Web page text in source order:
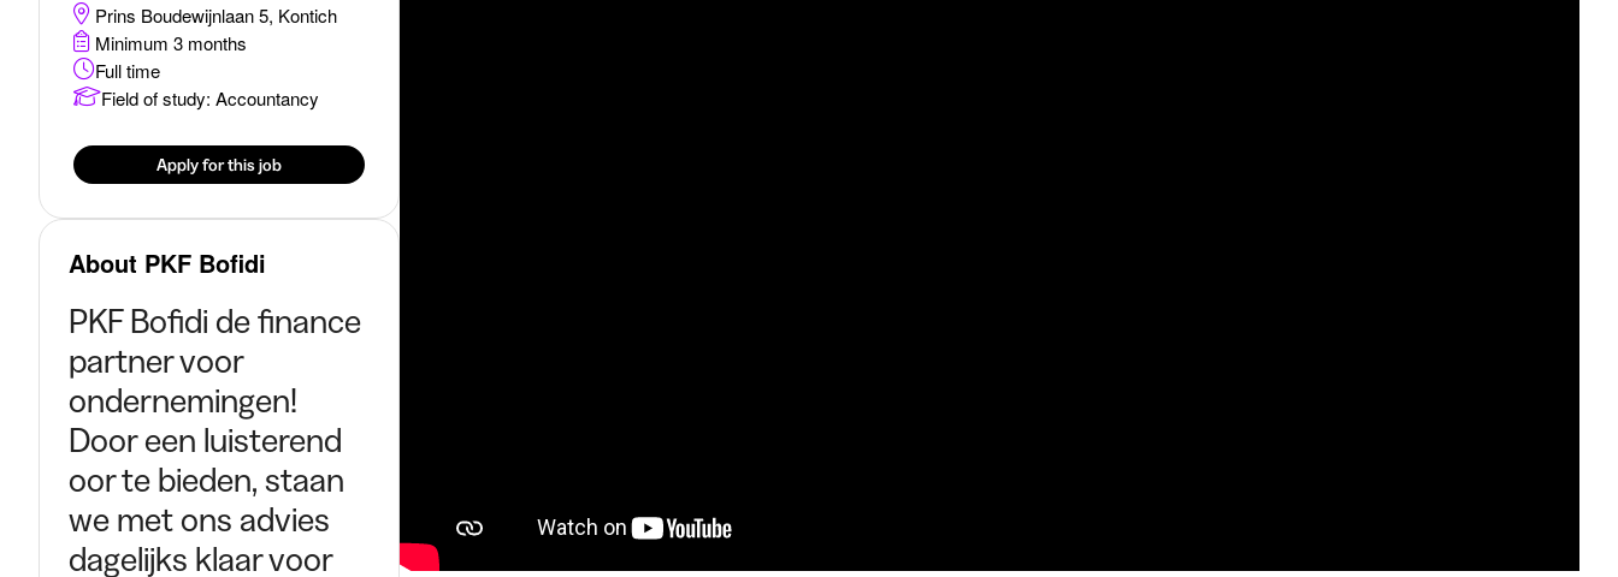
Prins Boudewijnlaan 5, Kontich
Minimum 3 months
Full time
Field of study: Accountancy
Apply for this job
About PKF Bofidi
PKF Bofidi de finance
partner voor
ondernemingen!
Door een luisterend
oor te bieden, staan
we met ons advies
dagelijks klaar voor